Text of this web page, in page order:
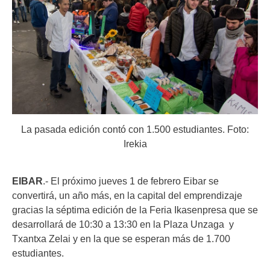
La pasada edición contó con 1.500 estudiantes. Foto:
Irekia
EIBAR.- El próximo jueves 1 de febrero Eibar se
convertirá, un año más, en la capital del emprendizaje
gracias la séptima edición de la Feria Ikasenpresa que se
desarrollará de 10:30 a 13:30 en la Plaza Unzaga y
Txantxa Zelai y en la que se esperan más de 1.700
estudiantes.